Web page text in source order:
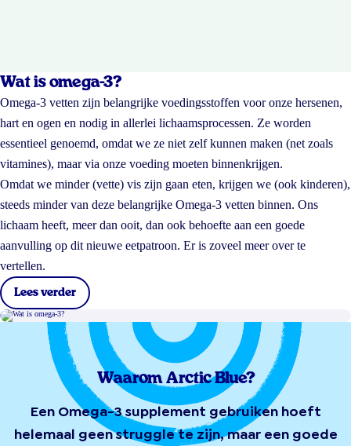
Wat is omega-3?
Omega-3 vetten zijn belangrijke voedingsstoffen voor onze hersenen,
hart en ogen en nodig in allerlei lichaamsprocessen. Ze worden
essentieel genoemd, omdat we ze niet zelf kunnen maken (net zoals
vitamines), maar via onze voeding moeten binnenkrijgen.
Omdat we minder (vette) vis zijn gaan eten, krijgen we (ook kinderen),
steeds minder van deze belangrijke Omega-3 vetten binnen. Ons
lichaam heeft, meer dan ooit, dan ook behoefte aan een goede
aanvulling op dit nieuwe eetpatroon. Er is zoveel meer over te
vertellen.
Lees verder
Waarom Arctic Blue?
Een Omega-3 supplement gebruiken hoeft
helemaal geen struggle te zijn, maar een goede